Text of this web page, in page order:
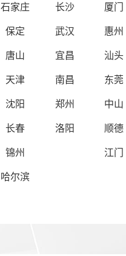
石家庄
保定
唐山
天津
沈阳
长春
锦州
哈尔滨
长沙
武汉
宜昌
南昌
郑州
洛阳
厦门
惠州
汕头
东莞
中山
顺德
江门